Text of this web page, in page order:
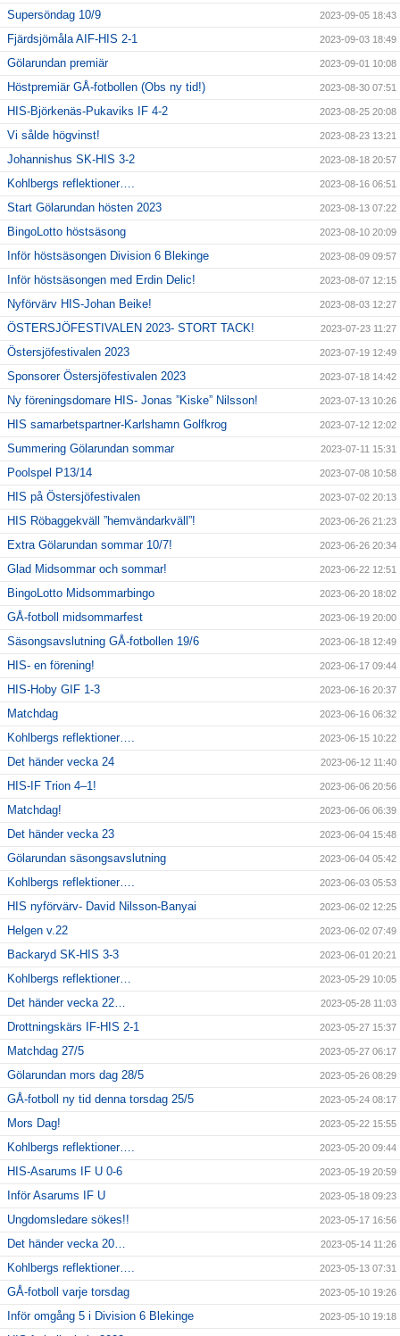
Supersöndag 10/9 2023-09-05 18:43
Fjärdsjömåla AIF-HIS 2-1 2023-09-03 18:49
Gölarundan premiär 2023-09-01 10:08
Höstpremiär GÅ-fotbollen (Obs ny tid!) 2023-08-30 07:51
HIS-Björkenäs-Pukaviks IF 4-2 2023-08-25 20:08
Vi sålde högvinst! 2023-08-23 13:21
Johannishus SK-HIS 3-2 2023-08-18 20:57
Kohlbergs reflektioner…. 2023-08-16 06:51
Start Gölarundan hösten 2023 2023-08-13 07:22
BingoLotto höstsäsong 2023-08-10 20:09
Inför höstsäsongen Division 6 Blekinge 2023-08-09 09:57
Inför höstsäsongen med Erdin Delic! 2023-08-07 12:15
Nyförvärv HIS-Johan Beike! 2023-08-03 12:27
ÖSTERSJÖFESTIVALEN 2023- STORT TACK! 2023-07-23 11:27
Östersjöfestivalen 2023 2023-07-19 12:49
Sponsorer Östersjöfestivalen 2023 2023-07-18 14:42
Ny föreningsdomare HIS- Jonas ”Kiske” Nilsson! 2023-07-13 10:26
HIS samarbetspartner-Karlshamn Golfkrog 2023-07-12 12:02
Summering Gölarundan sommar 2023-07-11 15:31
Poolspel P13/14 2023-07-08 10:58
HIS på Östersjöfestivalen 2023-07-02 20:13
HIS Röbaggekväll ”hemvändarkväll”! 2023-06-26 21:23
Extra Gölarundan sommar 10/7! 2023-06-26 20:34
Glad Midsommar och sommar! 2023-06-22 12:51
BingoLotto Midsommarbingo 2023-06-20 18:02
GÅ-fotboll midsommarfest 2023-06-19 20:00
Säsongsavslutning GÅ-fotbollen 19/6 2023-06-18 12:49
HIS- en förening! 2023-06-17 09:44
HIS-Hoby GIF 1-3 2023-06-16 20:37
Matchdag 2023-06-16 06:32
Kohlbergs reflektioner…. 2023-06-15 10:22
Det händer vecka 24 2023-06-12 11:40
HIS-IF Trion 4–1! 2023-06-06 20:56
Matchdag! 2023-06-06 06:39
Det händer vecka 23 2023-06-04 15:48
Gölarundan säsongsavslutning 2023-06-04 05:42
Kohlbergs reflektioner…. 2023-06-03 05:53
HIS nyförvärv- David Nilsson-Banyai 2023-06-02 12:25
Helgen v.22 2023-06-02 07:49
Backaryd SK-HIS 3-3 2023-06-01 20:21
Kohlbergs reflektioner… 2023-05-29 10:05
Det händer vecka 22… 2023-05-28 11:03
Drottningskärs IF-HIS 2-1 2023-05-27 15:37
Matchdag 27/5 2023-05-27 06:17
Gölarundan mors dag 28/5 2023-05-26 08:29
GÅ-fotboll ny tid denna torsdag 25/5 2023-05-24 08:17
Mors Dag! 2023-05-22 15:55
Kohlbergs reflektioner…. 2023-05-20 09:44
HIS-Asarums IF U 0-6 2023-05-19 20:59
Inför Asarums IF U 2023-05-18 09:23
Ungdomsledare sökes!! 2023-05-17 16:56
Det händer vecka 20… 2023-05-14 11:26
Kohlbergs reflektioner…. 2023-05-13 07:31
GÅ-fotboll varje torsdag 2023-05-10 19:26
Inför omgång 5 i Division 6 Blekinge 2023-05-10 19:18